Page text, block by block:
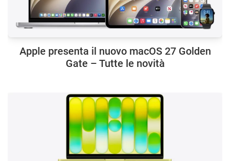
Apple presenta il nuovo macOS 27 Golden
Gate – Tutte le novità